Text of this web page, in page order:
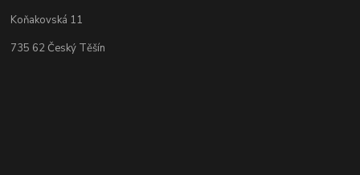
Koňakovská 11
735 62 Český Těšín